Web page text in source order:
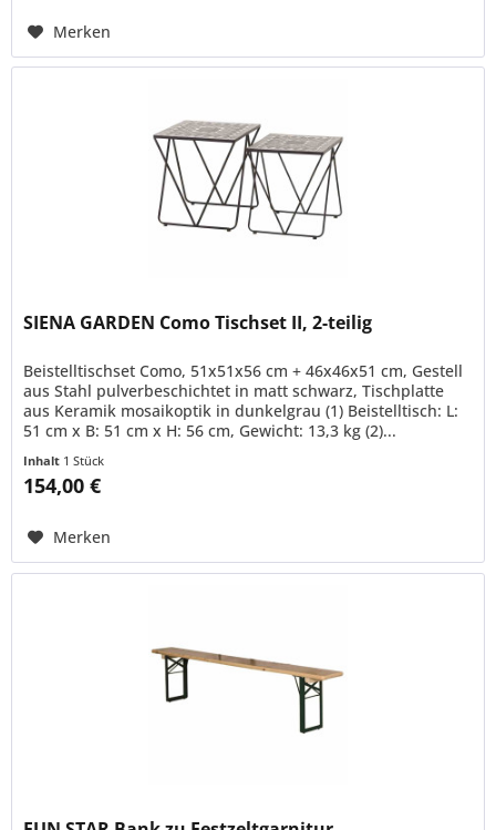
Merken
SIENA GARDEN Como Tischset II, 2-teilig
Beistelltischset Como, 51x51x56 cm + 46x46x51 cm, Gestell
aus Stahl pulverbeschichtet in matt schwarz, Tischplatte
aus Keramik mosaikoptik in dunkelgrau (1) Beistelltisch: L:
51 cm x B: 51 cm x H: 56 cm, Gewicht: 13,3 kg (2)...
Inhalt 1 Stück
154,00 €
Merken